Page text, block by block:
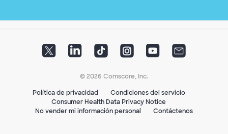
© 2026 Comscore, Inc.
Política de privacidad
Condiciones del servicio
Consumer Health Data Privacy Notice
No vender mi información personal
Contáctenos